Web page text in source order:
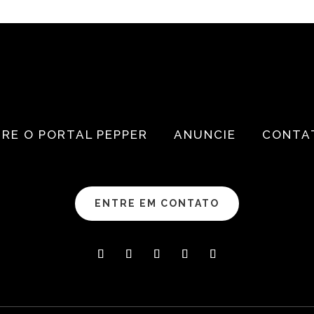
O PORTAL PEPPER ANUNCIE
ENTRE EM CONTATO